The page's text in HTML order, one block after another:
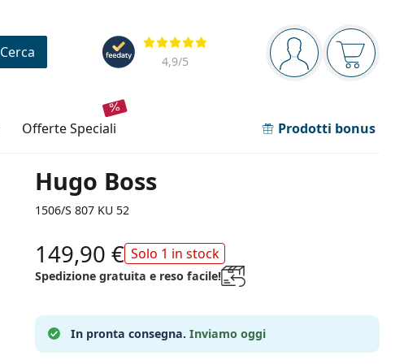
Barra di navigazione
sei connesso
Il
Valutazione
4,9/5
Cerca
offerte speciali Prodotti bonus
Hugo Boss
1506/S 807 KU 52
149,90 € Solo 1 in stock
Spedizione gratuita e reso facile!
In pronta consegna. Inviamo oggi